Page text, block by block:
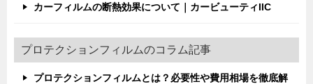
カーフィルムの断熱効果について｜カービューティIIC
プロテクションフィルムのコラム記事
プロテクションフィルムとは？必要性や費用相場を徹底解